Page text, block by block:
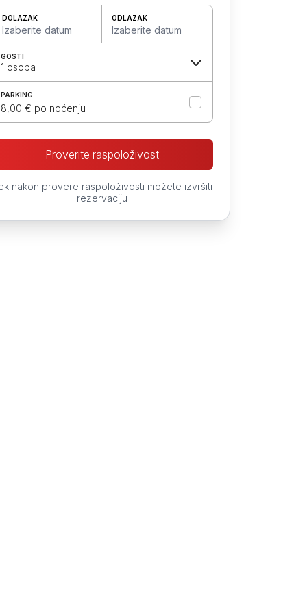
DOLAZAK
Izaberite datum
ODLAZAK
Izaberite datum
GOSTI
1 osoba
PARKING
8,00 € po noćenju
Proverite raspoloživost
nakon provere raspoloživosti možete izvršiti
rezervaciju